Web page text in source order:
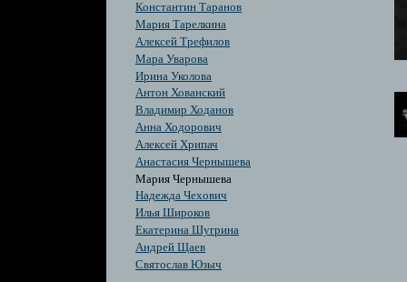
Константин Таранов
Мария Тарелкина
Алексей Трефилов
Мара Уварова
Ирина Уколова
Антон Хованский
Владимир Ходанов
Анна Ходорович
Алексей Хрипач
Анастасия Чернышева
Мария Чернышева
Надежда Чехович
Илья Широков
Екатерина Шугрина
Андрей Щаев
Святослав Юзыч